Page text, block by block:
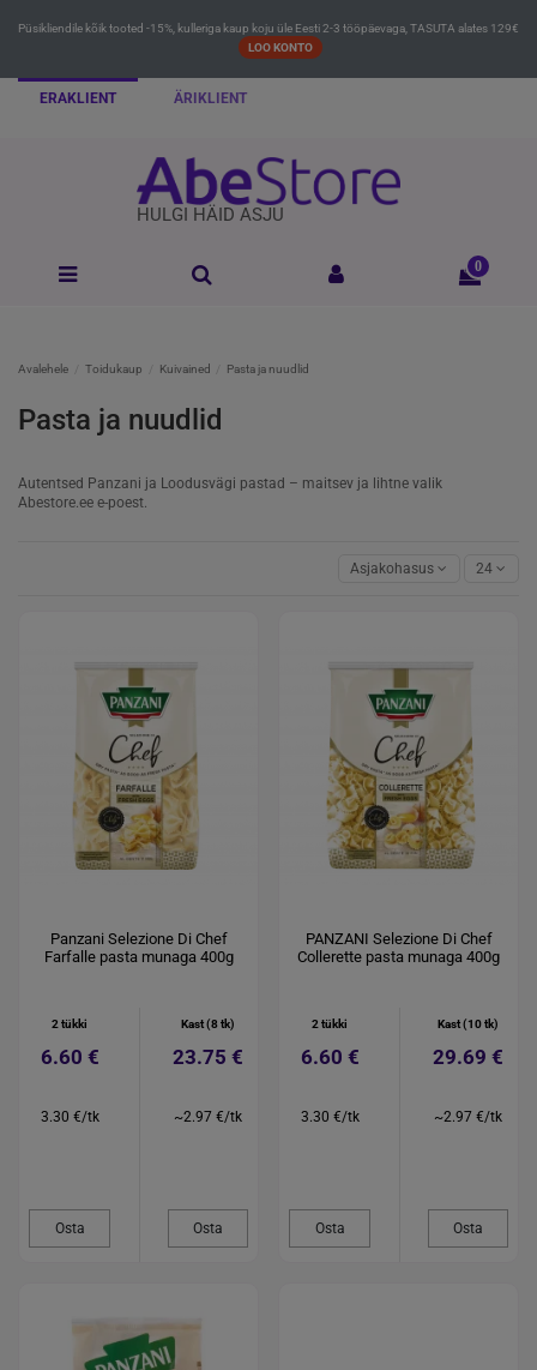
Püsikliendile kõik tooted -15%, kulleriga kaup koju üle Eesti 2-3 tööpäevaga, TASUTA alates 129€
LOO KONTO
ERAKLIENT ÄRIKLIENT
HULGI HÄID ASJU
0
Avalehele Toidukaup Kuivained Pasta ja nuudlid
Pasta ja nuudlid
Autentsed Panzani ja Loodusvägi pastad – maitsev ja lihtne valik
Abestore.ee e-poest.
Asjakohasus 24
Panzani Selezione Di Chef
Farfalle pasta munaga 400g
2 tükki
6.60 €
3.30 €/tk
Osta
Kast (8 tk)
23.75 €
~2.97 €/tk
Osta
PANZANI Selezione Di Chef
Collerette pasta munaga 400g
2 tükki
6.60 €
3.30 €/tk
Osta
Kast (10 tk)
29.69 €
~2.97 €/tk
Osta